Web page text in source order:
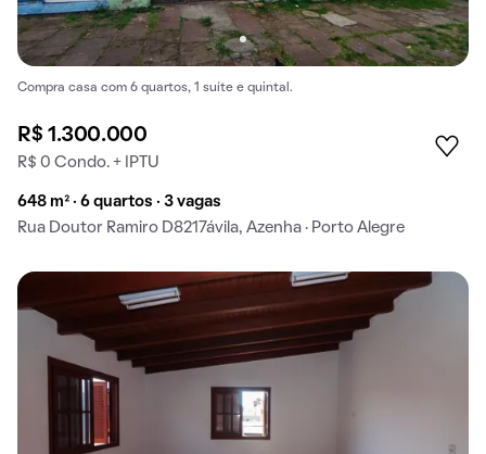
Compra casa com 6 quartos, 1 suíte e quintal.
R$ 1.300.000
R$ 0 Condo. + IPTU
648 m² · 6 quartos · 3 vagas
Rua Doutor Ramiro D8217ávila, Azenha · Porto Alegre